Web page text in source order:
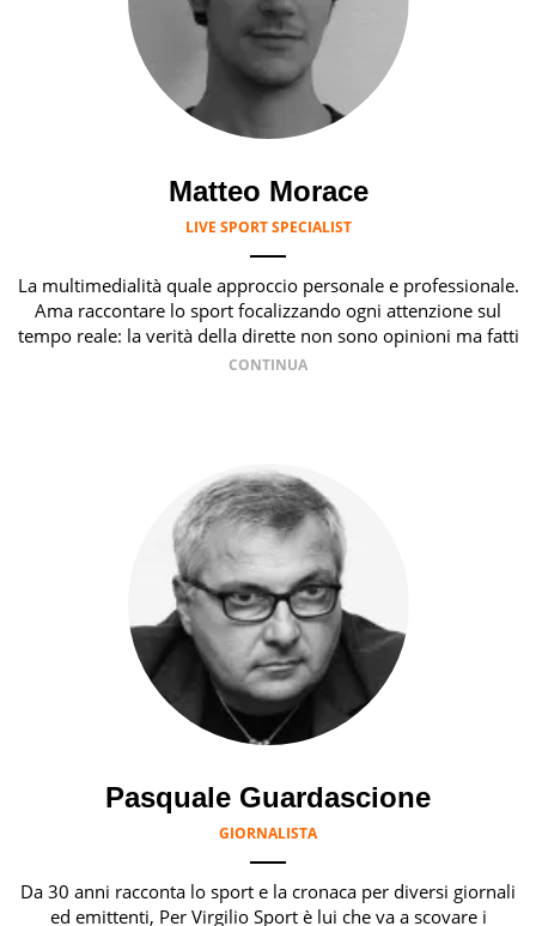
Matteo Morace
LIVE SPORT SPECIALIST
La multimedialità quale approccio personale e professionale.
Ama raccontare lo sport focalizzando ogni attenzione sul
tempo reale: la verità della dirette non sono opinioni ma fatti
Pasquale Guardascione
GIORNALISTA
Da 30 anni racconta lo sport e la cronaca per diversi giornali
ed emittenti, Per Virgilio Sport è lui che va a scovare i